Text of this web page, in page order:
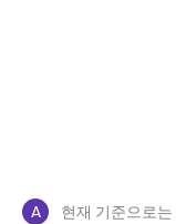
A 현재 기준으로는